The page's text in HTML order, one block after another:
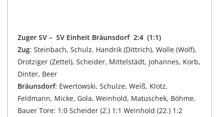
Zuger SV – SV Einheit Bräunsdorf 2:4 (1:1)
Zug: Steinbach, Schulz, Handrik (Dittrich), Wolle (Wolf),
Drotziger (Zettel), Scheider, Mittelstädt, Johannes, Korb,
Dinter, Beer
Bräunsdorf: Ewertowski, Schulze, Weiß, Klotz,
Feldmann, Micke, Gola, Weinhold, Matuschek, Böhme,
Bauer Tore: 1:0 Scheider (2.) 1:1 Weinhold (22.) 1:2